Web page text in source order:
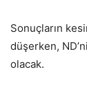
Sonuçların
düşerken,
olacak.